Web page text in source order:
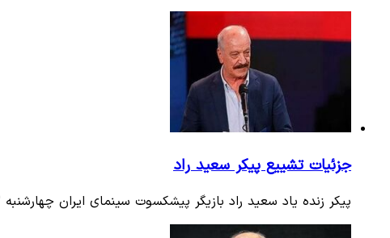
جزئیات تشییع پیکر سعید راد
پیکر زنده یاد سعید راد بازیگر پیشکسوت سینمای ایران چهارشنبه ۳ مراد ماه ساعت ۹:۳۰ صبح از مقابل خانه سینما شماره ۲ تشییع…